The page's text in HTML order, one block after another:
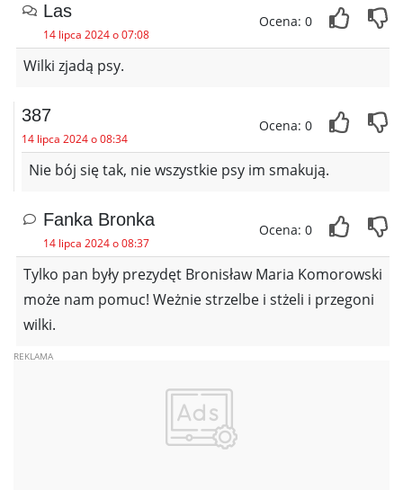
Las
14 lipca 2024 o 07:08
Ocena: 0
Wilki zjadą psy.
387
14 lipca 2024 o 08:34
Ocena: 0
Nie bój się tak, nie wszystkie psy im smakują.
Fanka Bronka
14 lipca 2024 o 08:37
Ocena: 0
Tylko pan były prezydęt Bronisław Maria Komorowski
może nam pomuc! Weżnie strzelbe i stżeli i przegoni
wilki.